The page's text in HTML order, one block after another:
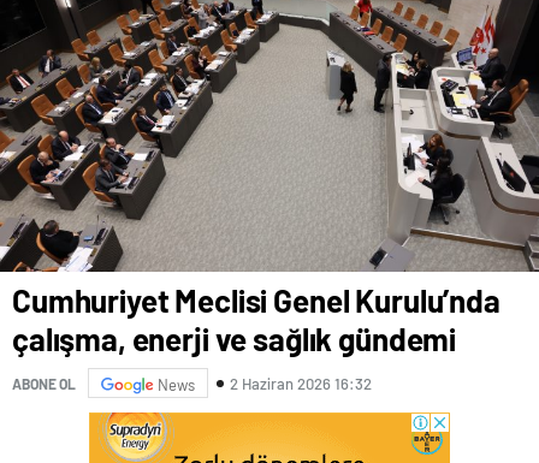
Cumhuriyet Meclisi Genel Kurulu’nda
çalışma, enerji ve sağlık gündemi
ABONE OL News 2 Haziran 2026 16:32